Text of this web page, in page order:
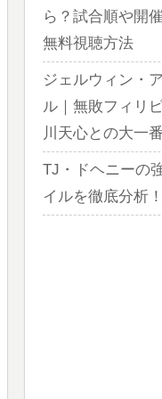
ら？試合順や開
無料視聴方法
ジェルウィン・
ル｜無敗フィリ
川天心との大一番
TJ・ドヘニーの
イルを徹底分析！